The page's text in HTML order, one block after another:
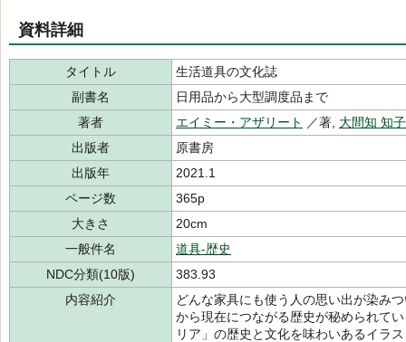
資料詳細
タイトル
生活道具の文化誌
副書名
日用品から大型調度品まで
著者
エイミー・アザリート ／著, 大間知 知子
出版者
原書房
出版年
2021.1
ページ数
365p
大きさ
20cm
一般件名
道具-歴史
NDC分類(10版)
383.93
内容紹介
どんな家具にも使う人の思い出が染み
から現在につながる歴史が秘められて
リア」の歴史と文化を味わいあるイラ